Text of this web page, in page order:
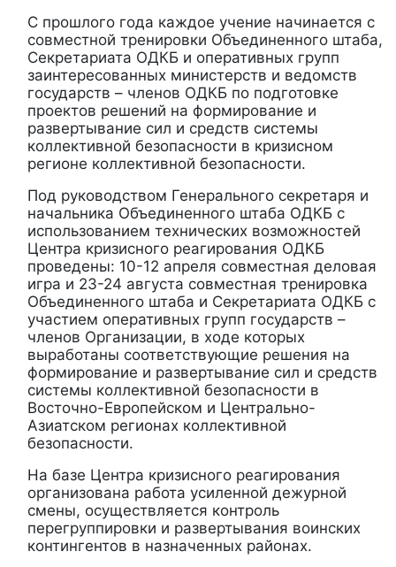
С прошлого года каждое учение начинается с
совместной тренировки Объединенного штаба,
Секретариата ОДКБ и оперативных групп
заинтересованных министерств и ведомств
государств – членов ОДКБ по подготовке
проектов решений на формирование и
развертывание сил и средств системы
коллективной безопасности в кризисном
регионе коллективной безопасности.
Под руководством Генерального секретаря и
начальника Объединенного штаба ОДКБ с
использованием технических возможностей
Центра кризисного реагирования ОДКБ
проведены: 10-12 апреля совместная деловая
игра и 23-24 августа совместная тренировка
Объединенного штаба и Секретариата ОДКБ с
участием оперативных групп государств –
членов Организации, в ходе которых
выработаны соответствующие решения на
формирование и развертывание сил и средств
системы коллективной безопасности в
Восточно-Европейском и Центрально-
Азиатском регионах коллективной
безопасности.
На базе Центра кризисного реагирования
организована работа усиленной дежурной
смены, осуществляется контроль
перегруппировки и развертывания воинских
контингентов в назначенных районах.